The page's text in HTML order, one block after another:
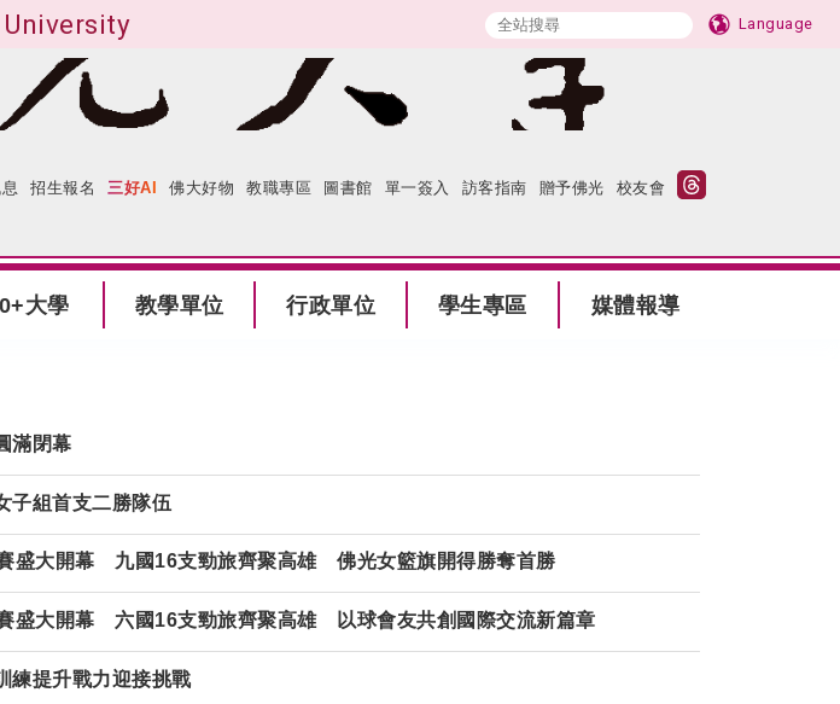
University Language
招生報名 三好AI 佛大好物 教職專區 圖書館 單一簽入 訪客指南 贈予佛光 校友會
大學 教學單位 行政單位 學生專區 媒體報導
滿閉幕
組首支二勝隊伍
盛大開幕 九國16支勁旅齊聚高雄 佛光女籃旗開得勝奪首勝
盛大開幕 六國16支勁旅齊聚高雄 以球會友共創國際交流新篇章
提升戰力迎接挑戰